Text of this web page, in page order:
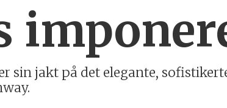
sin jakt på det elegante,